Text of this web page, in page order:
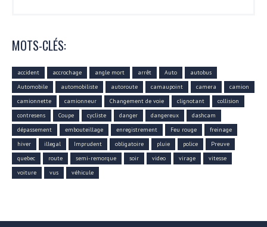
MOTS-CLÉS:
accident accrochage angle mort arrêt Auto
autobus
Automobile
automobiliste autoroute camaupoint camera
camion
camionnette
camionneur Changement de voie clignotant
collision
contresens
Coupe cycliste danger dangereux
dashcam
dépassement
embouteillage enregistrement Feu rouge
freinage
hiver
illegal Imprudent obligatoire pluie police
Preuve
quebec
route semi-remorque soir video virage
vitesse
voiture
vus véhicule